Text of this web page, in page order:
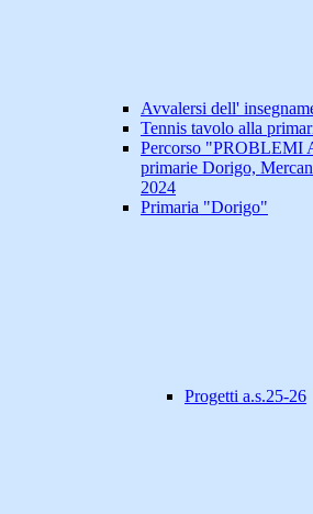
Avvalersi dell'
Tennis tavolo alla
Percorso "PROBLEMI
primarie Dorigo,
2024
Primaria "Dorigo"
Progetti a.s.25-26